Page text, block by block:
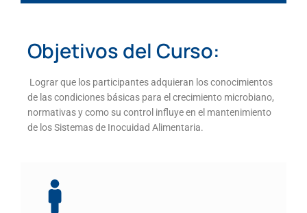
Objetivos del Curso:
Lograr que los participantes adquieran los conocimientos
de las condiciones básicas para el crecimiento microbiano,
normativas y como su control influye en el mantenimiento
de los Sistemas de Inocuidad Alimentaria.